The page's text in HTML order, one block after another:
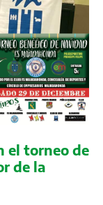
el torneo de
de la